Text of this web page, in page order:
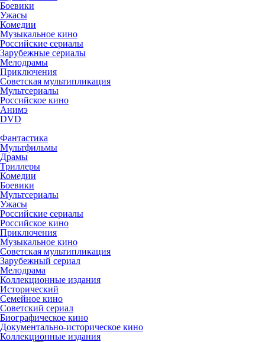
Боевики
Ужасы
Комедии
Музыкальное кино
Российские сериалы
Зарубежные сериалы
Мелодрамы
Приключения
Советская мультипликация
Мультсериалы
Российское кино
Анимэ
DVD
Фантастика
Мультфильмы
Драмы
Триллеры
Комедии
Боевики
Мультсериалы
Ужасы
Российские сериалы
Российское кино
Приключения
Музыкальное кино
Советская мультипликация
Зарубежный сериал
Мелодрама
Коллекционные издания
Исторический
Семейное кино
Советский сериал
Биографическое кино
Документально-историческое кино
Коллекционные издания